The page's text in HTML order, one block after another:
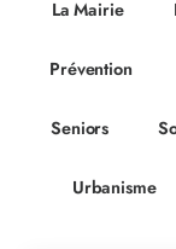
La Mairie
Prévention
Seniors
Urbanisme